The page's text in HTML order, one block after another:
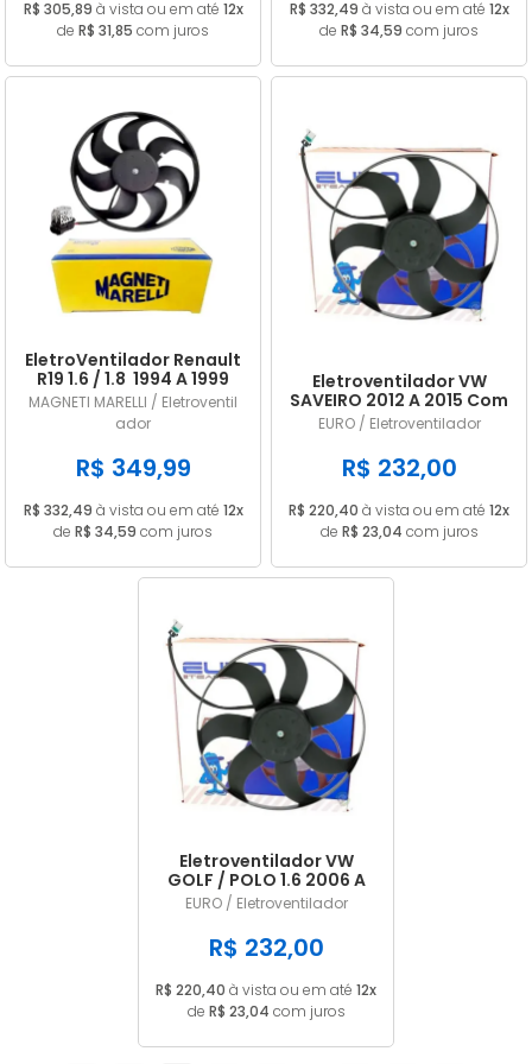
R$ 305,89 à vista ou em até 12x
de R$ 31,85 com juros
R$ 332,49 à vista ou em até 12x
de R$ 34,59 com juros
EletroVentilador Renault
R19 1.6 / 1.8 1994 A 1999
EMM2030RE
MAGNETI MARELLI / Eletroventil
ador
R$ 349,99
R$ 332,49 à vista ou em até 12x
de R$ 34,59 com juros
Eletroventilador VW
SAVEIRO 2012 A 2015 Com
Ar EV101001
EURO / Eletroventilador
R$ 232,00
R$ 220,40 à vista ou em até 12x
de R$ 23,04 com juros
Eletroventilador VW
GOLF / POLO 1.6 2006 A
2012 Com Ar EV101001
EURO / Eletroventilador
R$ 232,00
R$ 220,40 à vista ou em até 12x
de R$ 23,04 com juros